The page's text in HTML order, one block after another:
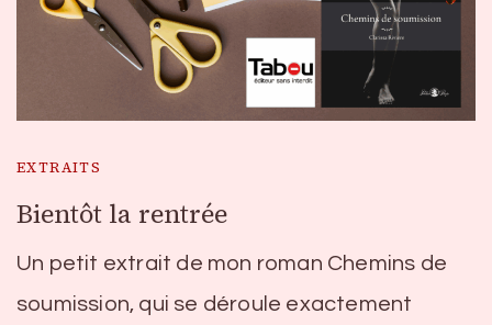
EXTRAITS
Bientôt la rentrée
Un petit extrait de mon roman Chemins de
soumission, qui se déroule exactement